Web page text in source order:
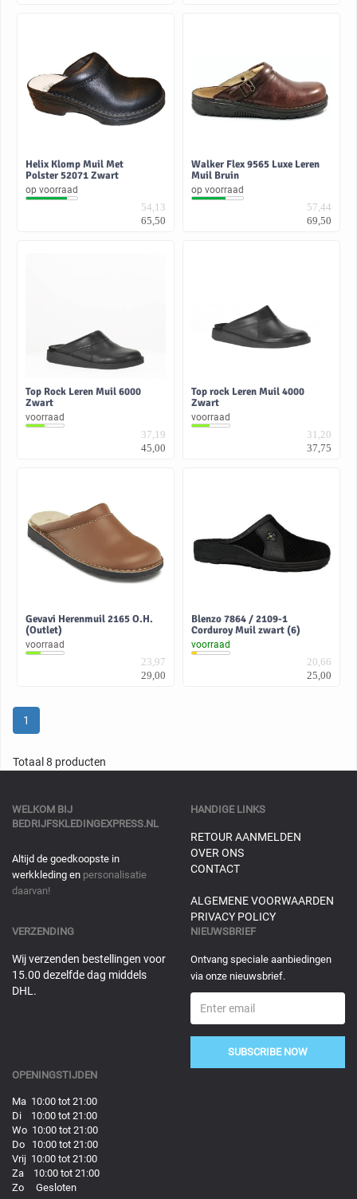
Helix Klomp Muil Met
Polster 52071 Zwart
op voorraad
54,13
65,50
Walker Flex 9565 Luxe Leren
Muil Bruin
op voorraad
57,44
69,50
Top Rock Leren Muil 6000
Zwart
voorraad
37,19
45,00
Top rock Leren Muil 4000
Zwart
voorraad
31,20
37,75
Gevavi Herenmuil 2165 O.H.
(Outlet)
voorraad
23,97
29,00
Blenzo 7864 / 2109-1
Corduroy Muil zwart (6)
voorraad
20,66
25,00
1
Totaal 8 producten
WELKOM BIJ
BEDRIJFSKLEDINGEXPRESS.NL
Altijd de goedkoopste in
werkkleding en personalisatie
daarvan!
HANDIGE LINKS
RETOUR AANMELDEN
OVER ONS
CONTACT
ALGEMENE VOORWAARDEN
PRIVACY POLICY
VERZENDING
Wij verzenden bestellingen voor
15.00 dezelfde dag middels
DHL.
NIEUWSBRIEF
Ontvang speciale aanbiedingen
via onze nieuwsbrief.
SUBSCRIBE NOW
OPENINGSTIJDEN
Ma 10:00 tot 21:00
Di 10:00 tot 21:00
Wo 10:00 tot 21:00
Do 10:00 tot 21:00
Vrij 10:00 tot 21:00
Za 10:00 tot 21:00
Zo Gesloten